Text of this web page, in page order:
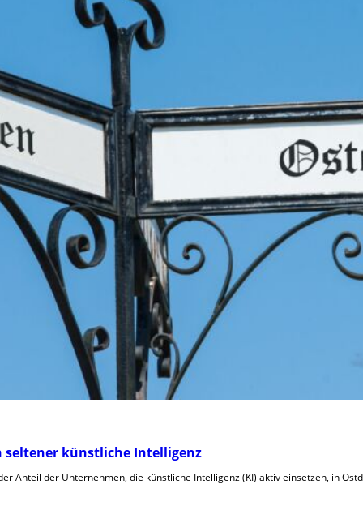
künstliche Intelligenz
Anteil der Unternehmen, die künstliche Intelligenz (KI) aktiv einsetzen, in